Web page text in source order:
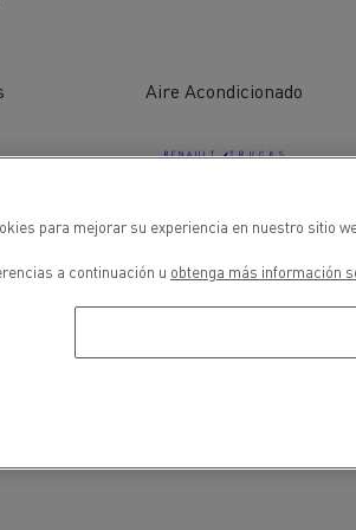
Aire Acondicionado
Vehiculos eléctricos
para mejorar su experiencia en nuestro sitio
a continuación u obtenga más información